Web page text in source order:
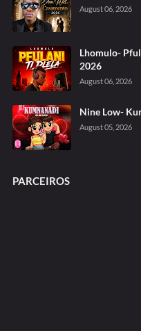
August 06, 2026
Lhomulo-
2026
August 06, 2026
Nine Low-
August 05, 2026
PARCEIROS